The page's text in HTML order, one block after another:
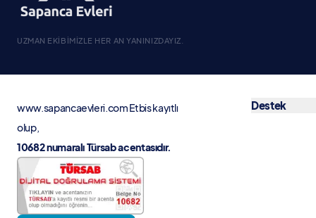
Sauna
Güvenlik Kamera Sistemi
Masa Tenisi
Bilardo
Langırt
UZMAN EKIBIMIZLE HER AN YANINIZDAYIZ.
www.sapancaevleri.comEtbis kayıtlı
olup,
10682 numaralı Türsab acentasıdır.
Destek